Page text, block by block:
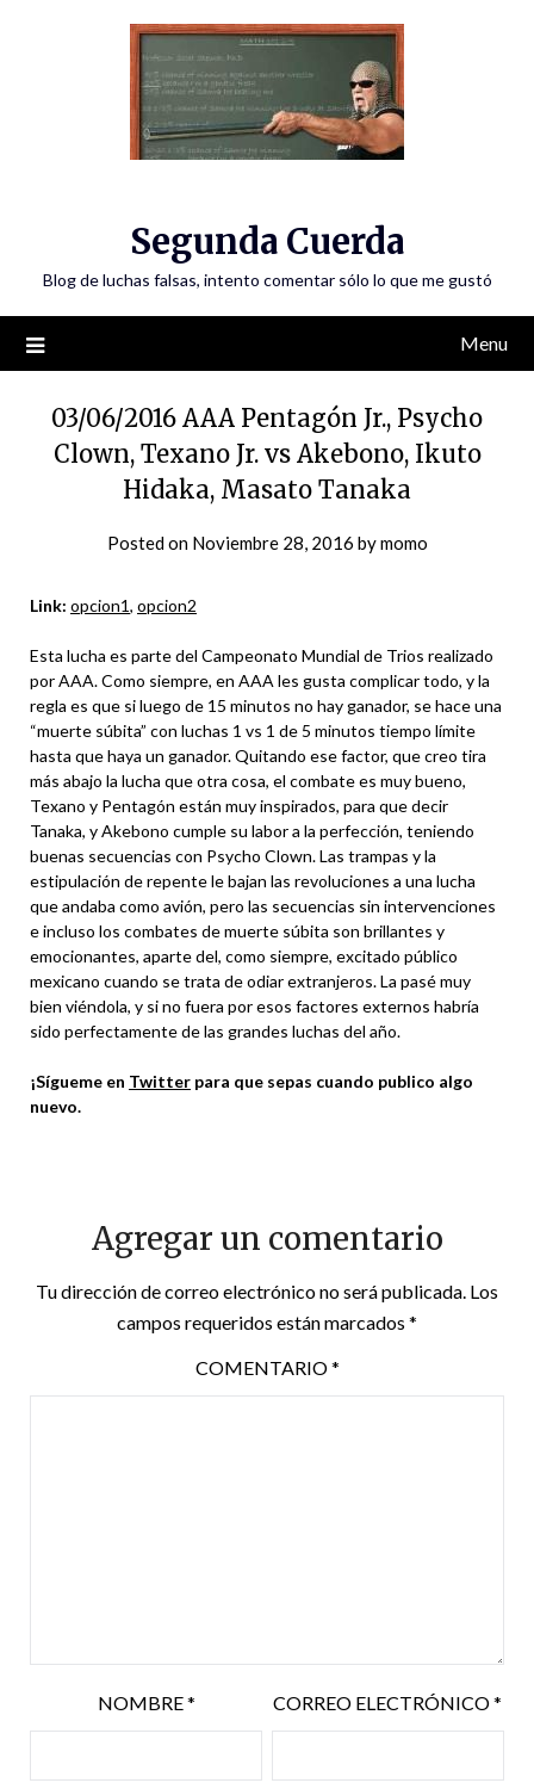
Segunda Cuerda
Blog de luchas falsas, intento comentar sólo lo que me gustó
Menu
03/06/2016 AAA Pentagón Jr., Psycho
Clown, Texano Jr. vs Akebono, Ikuto
Hidaka, Masato Tanaka
Posted on Noviembre 28, 2016 bymomo
Link: opcion1, opcion2
Esta lucha es parte del Campeonato Mundial de Trios realizado
por AAA. Como siempre, en AAA les gusta complicar todo, y la
regla es que si luego de 15 minutos no hay ganador, se hace una
“muerte súbita” con luchas 1 vs 1 de 5 minutos tiempo límite
hasta que haya un ganador. Quitando ese factor, que creo tira
más abajo la lucha que otra cosa, el combate es muy bueno,
Texano y Pentagón están muy inspirados, para que decir
Tanaka, y Akebono cumple su labor a la perfección, teniendo
buenas secuencias con Psycho Clown. Las trampas y la
estipulación de repente le bajan las revoluciones a una lucha
que andaba como avión, pero las secuencias sin intervenciones
e incluso los combates de muerte súbita son brillantes y
emocionantes, aparte del, como siempre, excitado público
mexicano cuando se trata de odiar extranjeros. La pasé muy
bien viéndola, y si no fuera por esos factores externos habría
sido perfectamente de las grandes luchas del año.
¡Sígueme en Twitter para que sepas cuando publico algo
nuevo.
Agregar un comentario
Tu dirección de correo electrónico no será publicada. Los
campos requeridos están marcados *
COMENTARIO*
NOMBRE* CORREO ELECTRÓNICO*